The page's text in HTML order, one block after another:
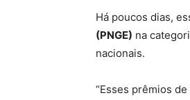
Há poucos dias,
(PNGE) na
nacionais.
“Esses prêmios